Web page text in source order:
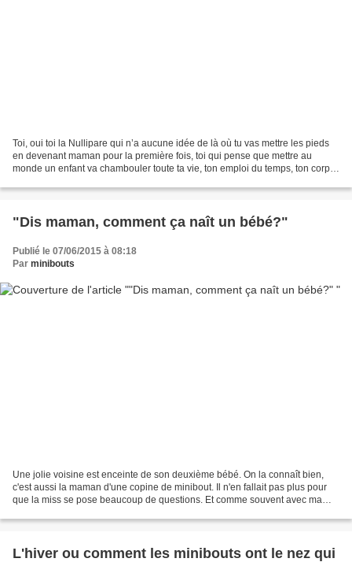
Toi, oui toi la Nullipare qui n’a aucune idée de là où tu vas mettre les pieds
en devenant maman pour la première fois, toi qui pense que mettre au
monde un enfant va chambouler toute ta vie, ton emploi du temps, ton corps,
"Dis maman, comment ça naît un bébé?"
Publié le 07/06/2015 à 08:18
Par minibouts
Une jolie voisine est enceinte de son deuxième bébé. On la connaît bien,
c'est aussi la maman d'une copine de minibout. Il n'en fallait pas plus pour
que la miss se pose beaucoup de questions. Et comme souvent avec ma
L'hiver ou comment les minibouts ont le nez qui